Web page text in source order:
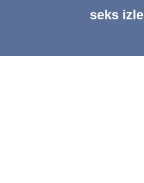
seks izle